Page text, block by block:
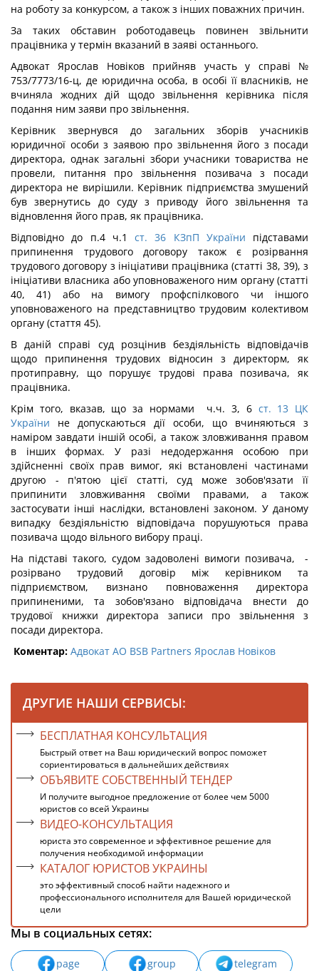
на роботу за конкурсом, а також з інших поважних причин.
За таких обставин роботодавець повинен звільнити
працівника у термін вказаний в заяві останнього.
Адвокат Ярослав Новіков прийняв участь у справі №
753/7773/16-ц, де юридична особа, в особі її власників, не
вчиняла жодних дій щодо звільнення керівника після
подання ним заяви про звільнення.
Керівник звернувся до загальних зборів учасників
юридичної особи з заявою про звільнення його з посади
директора, однак загальні збори учасники товариства не
провели, питання про звільнення позивача з посади
директора не вирішили. Керівник підприємства змушений
був звернутись до суду з приводу його звільнення та
відновлення його прав, як працівника.
Відповідно до п.4 ч.1 ст. 36 КЗпП України підставами
припинення трудового договору також є розірвання
трудового договору з ініціативи працівника (статті 38, 39), з
ініціативи власника або уповноваженого ним органу (статті
40, 41) або на вимогу профспілкового чи іншого
уповноваженого на представництво трудовим колективом
органу (стаття 45).
В даній справі суд розцінив бездіяльність відповідачів
щодо припинення трудових відносин з директорм, як
протиправну, що порушує трудові права позивача, як
працівника.
Крім того, вказав, що за нормами ч.ч. 3, 6 ст. 13 ЦК
України не допускаються дії особи, що вчиняються з
наміром завдати іншій особі, а також зловживання правом
в інших формах. У разі недодержання особою при
здійсненні своїх прав вимог, які встановлені частинами
другою - п'ятою цієї статті, суд може зобов'язати її
припинити зловживання своїми правами, а також
застосувати інші наслідки, встановлені законом. У даному
випадку бездіяльністю відповідача порушуються права
позивача щодо вільного вибору праці.
На підставі такого, судом задоволені вимоги позивача, -
розірвано трудовий договір між керівником та
підприємством, визнано повноваження директора
припиненими, та зобов'язано відповідача внести до
трудової книжки директора записи про звільнення з
посади директора.
Коментар: Адвокат АО BSB Partners Ярослав Новіков
ДРУГИЕ НАШИ СЕРВИСЫ:
БЕСПЛАТНАЯ КОНСУЛЬТАЦИЯ
Быстрый ответ на Ваш юридический вопрос поможет
сориентироваться в дальнейших действиях
ОБЪЯВИТЕ СОБСТВЕННЫЙ ТЕНДЕР
И получите выгодное предложение от более чем 5000
юристов со всей Украины
ВИДЕО-КОНСУЛЬТАЦИЯ
юриста это современное и эффективное решение для
получения необходимой информации
КАТАЛОГ ЮРИСТОВ УКРАИНЫ
это эффективный способ найти надежного и
профессионального исполнителя для Вашей юридической
цели
Мы в социальных сетях:
page group
telegram